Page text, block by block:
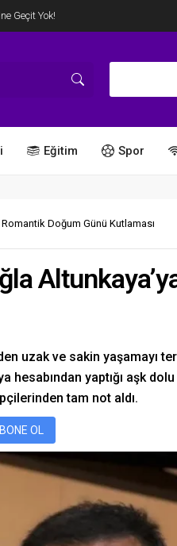
Geçit Yok!
Eğitim Spor
Doğum Günü Kutlaması
uzak ve sakin yaşamayı
yaptığı aşk
tam not aldı.
OL